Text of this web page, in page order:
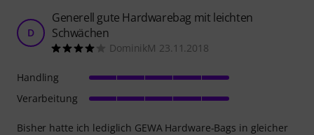
D
Generell gute Hardwarebag mit leichten
Schwächen
DominikM 23.11.2018
Bisher hatte ich lediglich GEWA Hardware-Bags in gleicher
Handling
Verarbeitung